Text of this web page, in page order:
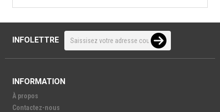
INFOLETTRE
INFORMATION
À propos
Contactez-nous